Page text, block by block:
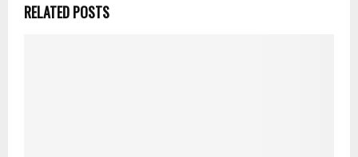
RELATED POSTS